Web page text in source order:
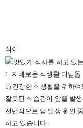
식이
1. 지혜로운 식생활 디딤돌
1) 건강한 식생활을 위하여!
잘못된 식습관이 암을 발
전반적으로 암 발생 원인
하고 있습니다.